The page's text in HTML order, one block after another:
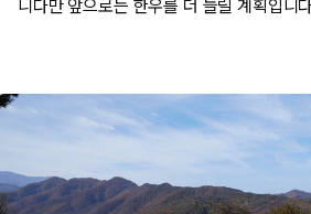
니다만 앞으로는 한우를 더 늘릴 계획입니